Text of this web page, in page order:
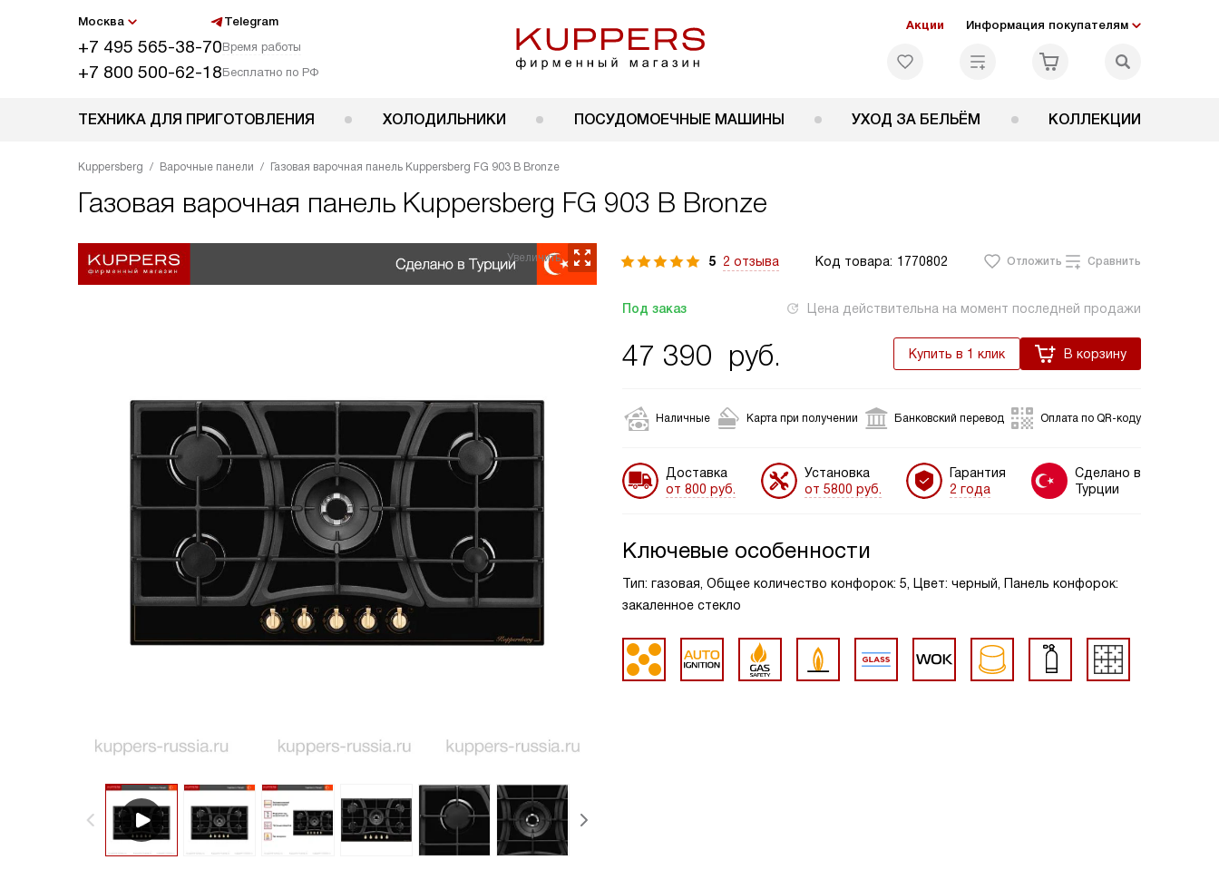
Москва Telegram
+7 495 565-38-70Время работы
+7 800 500-62-18Бесплатно по РФ
Акции Информация покупателям
ТЕХНИКА ДЛЯ ПРИГОТОВЛЕНИЯ ХОЛОДИЛЬНИКИ ПОСУДОМОЕЧНЫЕ МАШИНЫ УХОД ЗА БЕЛЬЁМ КОЛЛЕКЦИИ
Kuppersberg Варочные панели Газовая варочная панель Kuppersberg FG 903 B Bronze
Газовая варочная панель Kuppersberg FG 903 B Bronze
5 2 отзыва Код товара: 1770802 Отложить Сравнить
Под заказ Цена действительна на момент последней продажи
47 390 руб. Купить в 1 клик В корзину
Наличные Карта при получении Банковский перевод Оплата по QR-коду
Доставка
от 800 руб.
Установка
от 5800 руб.
Гарантия
2 года
Сделано в
Турции
Ключевые особенности
Тип: газовая, Общее количество конфорок: 5, Цвет: черный, Панель конфорок:
закаленное стекло